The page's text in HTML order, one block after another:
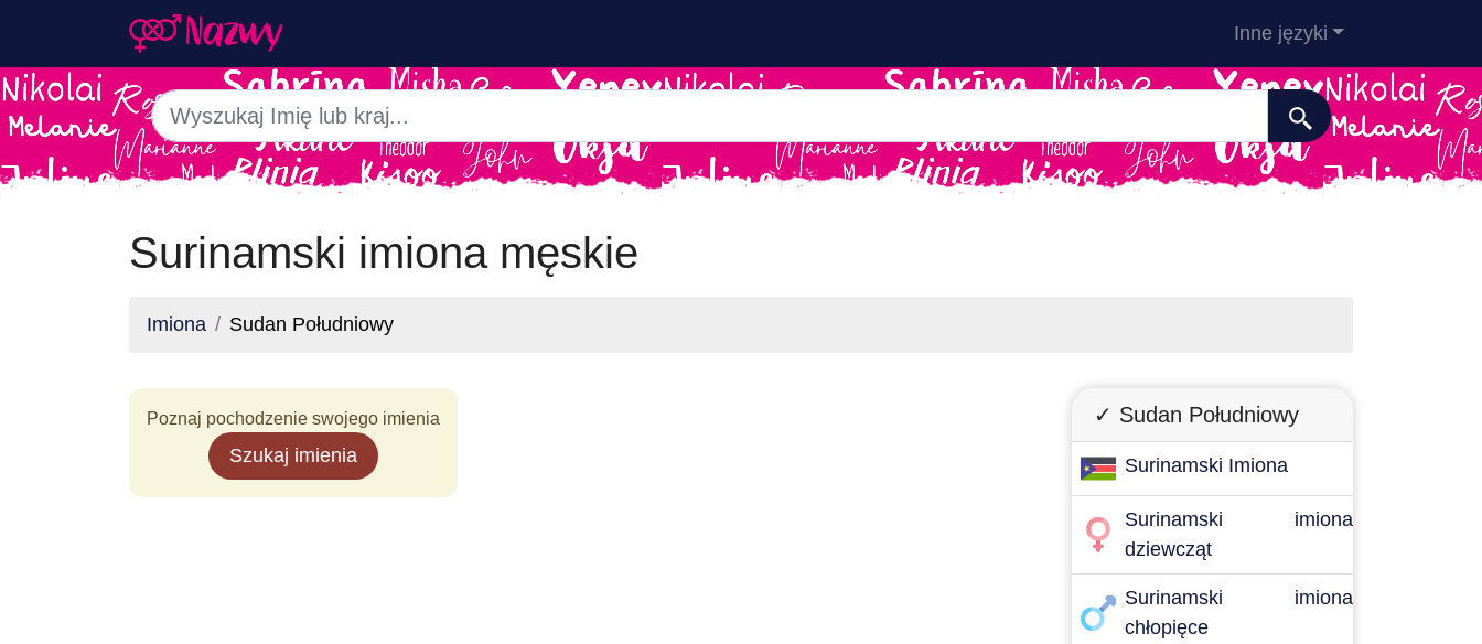
Inne języki
Surinamski imiona męskie
Imiona Sudan Południowy
Poznaj pochodzenie swojego imienia
Szukaj imienia
✓ Sudan Południowy
Surinamski Imiona
Surinamski imiona
dziewcząt
Surinamski imiona
chłopięce